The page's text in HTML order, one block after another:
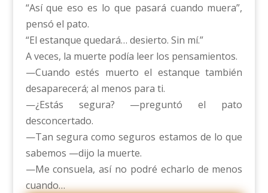
“Así que eso es lo que pasará cuando muera”,
pensó el pato.
“El estanque quedará… desierto. Sin mí.”
A veces, la muerte podía leer los pensamientos.
—Cuando estés muerto el estanque también
desaparecerá; al menos para ti.
—¿Estás segura? —preguntó el pato
desconcertado.
—Tan segura como seguros estamos de lo que
sabemos —dijo la muerte.
—Me consuela, así no podré echarlo de menos
cuando…